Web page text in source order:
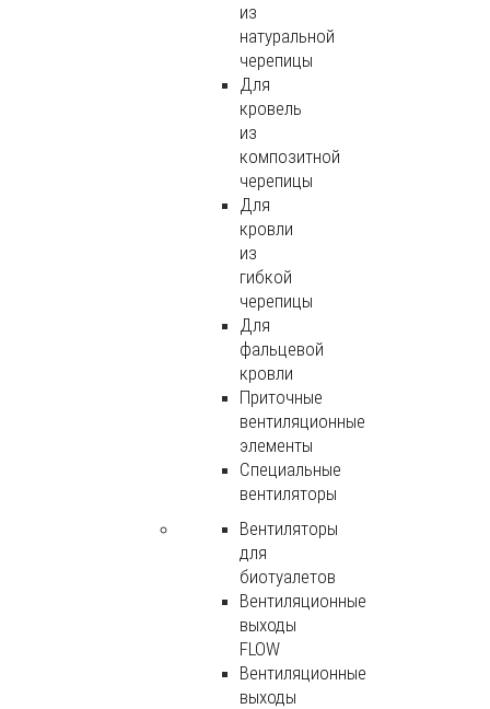
из
натуральной
черепицы
Для
кровель
из
композитной
черепицы
Для
кровли
из
гибкой
черепицы
Для
фальцевой
кровли
Приточные
вентиляционные
элементы
Специальные
вентиляторы
Вентиляторы
для
биотуалетов
Вентиляционные
выходы
FLOW
Вентиляционные
выходы